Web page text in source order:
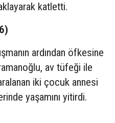
katletti.
ardından öfkesine
av tüfeği ile
iki çocuk annesi
yaşamını yitirdi.